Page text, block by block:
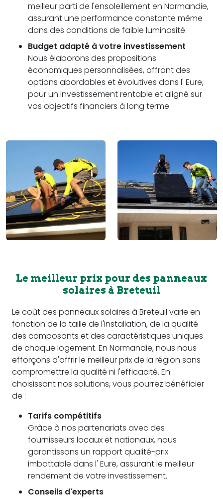
meilleur parti de l'ensoleillement en Normandie,
assurant une performance constante même
dans des conditions de faible luminosité.
Budget adapté à votre investissement
Nous élaborons des propositions
économiques personnalisées, offrant des
options abordables et évolutives dans l' Eure,
pour un investissement rentable et aligné sur
vos objectifs financiers à long terme.
Le meilleur prix pour des panneaux
solaires à Breteuil
Le coût des panneaux solaires à Breteuil varie en
fonction de la taille de l'installation, de la qualité
des composants et des caractéristiques uniques
de chaque logement. En Normandie, nous nous
efforçons d'offrir le meilleur prix de la région sans
compromettre la qualité ni l'efficacité. En
choisissant nos solutions, vous pourrez bénéficier
de :
Tarifs compétitifs
Grâce à nos partenariats avec des
fournisseurs locaux et nationaux, nous
garantissons un rapport qualité-prix
imbattable dans l' Eure, assurant le meilleur
rendement de votre investissement.
Conseils d'experts